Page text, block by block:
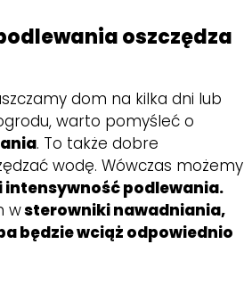
oszczędza
dom na kilka dni lub
warto pomyśleć o
. To także dobre
wodę. Wówczas możemy
podlewania.
wsterowniki nawadniania,
będzie wciąż odpowiednio